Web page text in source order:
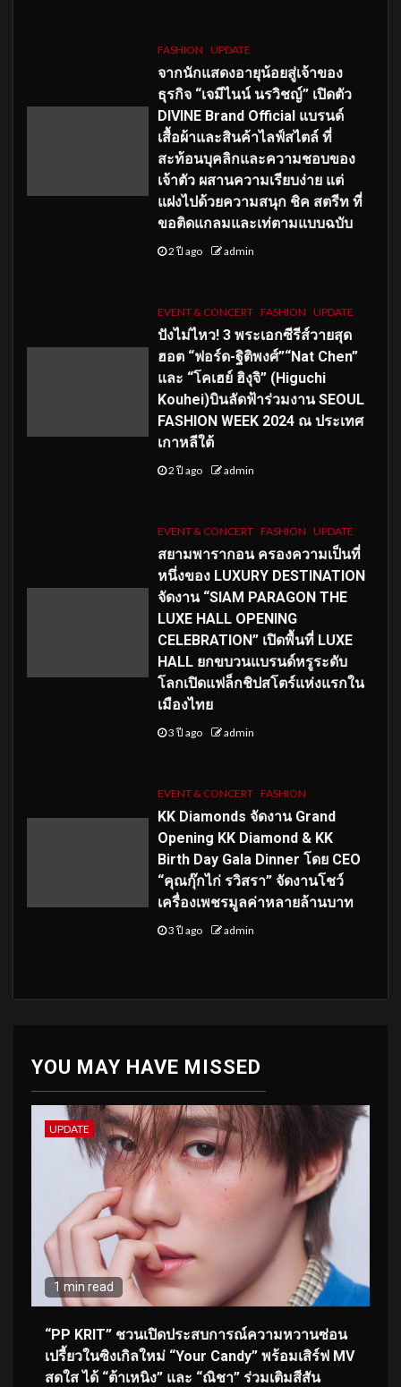
FASHION UPDATE
จากนักแสดงอายุน้อยสู่เจ้าของ
ธุรกิจ “เจมีไนน์ นรวิชญ์” เปิดตัว
DIVINE Brand Official แบรนด์
เสื้อผ้าและสินค้าไลฟ์สไตล์ ที่
สะท้อนบุคลิกและความชอบของ
เจ้าตัว ผสานความเรียบง่าย แต่
แฝงไปด้วยความสนุก ชิค สตรีท ที่
ขอติดแกลมและเท่ตามแบบฉบับ
2 ปี ago admin
EVENT & CONCERT FASHION UPDATE
ปังไม่ไหว! 3 พระเอกซีรีส์วายสุด
ฮอต “ฟอร์ด-ฐิติพงศ์”“Nat Chen”
และ “โคเฮย์ ฮิงุจิ” (Higuchi
Kouhei)บินลัดฟ้าร่วมงาน SEOUL
FASHION WEEK 2024 ณ ประเทศ
เกาหลีใต้
2 ปี ago admin
EVENT & CONCERT FASHION UPDATE
สยามพารากอน ครองความเป็นที่
หนึ่งของ LUXURY DESTINATION
จัดงาน “SIAM PARAGON THE
LUXE HALL OPENING
CELEBRATION” เปิดพื้นที่ LUXE
HALL ยกขบวนแบรนด์หรูระดับ
โลกเปิดแฟล็กชิปสโตร์แห่งแรกใน
เมืองไทย
3 ปี ago admin
EVENT & CONCERT FASHION
KK Diamonds จัดงาน Grand
Opening KK Diamond & KK
Birth Day Gala Dinner โดย CEO
“คุณกุ๊กไก่ รวิสรา” จัดงานโชว์
เครื่องเพชรมูลค่าหลายล้านบาท
3 ปี ago admin
YOU MAY HAVE MISSED
UPDATE
1 min read
“PP KRIT” ชวนเปิดประสบการณ์ความหวานซ่อน
เปรี้ยวในซิงเกิลใหม่ “Your Candy” พร้อมเสิร์ฟ MV
สดใส ได้ “ต้าเหนิง” และ “ณิชา” ร่วมเติมสีสัน